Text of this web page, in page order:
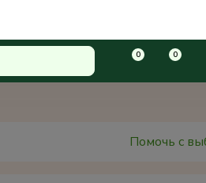
0 0
Помочь с